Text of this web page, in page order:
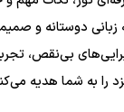
زبانی دوستانه و
بی‌نقص،
را به شما هدیه